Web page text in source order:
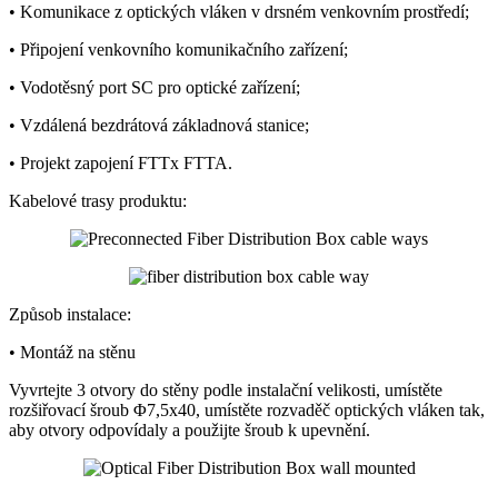
• Komunikace z optických vláken v drsném venkovním prostředí;
• Připojení venkovního komunikačního zařízení;
• Vodotěsný port SC pro optické zařízení;
• Vzdálená bezdrátová základnová stanice;
• Projekt zapojení FTTx FTTA.
Kabelové trasy produktu:
Způsob instalace:
• Montáž na stěnu
Vyvrtejte 3 otvory do stěny podle instalační velikosti, umístěte
rozšiřovací šroub Φ7,5x40, umístěte rozvaděč optických vláken tak,
aby otvory odpovídaly a použijte šroub k upevnění.